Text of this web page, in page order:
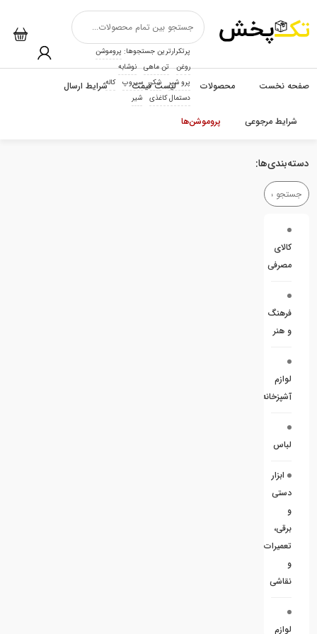
پرتکرارترین جستجوها: پروموشن
روغن
تن ماهی
نوشابه
پرو شیر
شکر سیروپ
کاله
دستمال کاغذی
شیر
صفحه نخست محصولات لیست قیمت شرایط ارسال
شرایط مرجوعی پروموشن‌ها
دسته‌بندی‌ها:
کالای
مصرفی
فرهنگ
و هنر
لوازم
آشپزخانه
لباس
ابزار
دستی
و
برقی،
تعمیرات
و
نقاشی
لوازم